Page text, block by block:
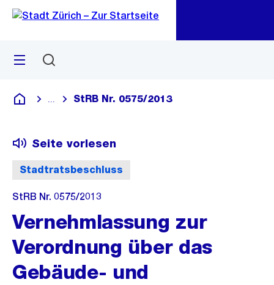
Navigation
Sprunglink
Menü
Deutsch
Blende alle Breadcrumbs ein
StRB Nr. 0575/2013
Stadtratsbeschluss
Seite vorlesen
StRB Nr. 0575/2013
Vernehmlassung zur
Verordnung über das
Gebäude- und